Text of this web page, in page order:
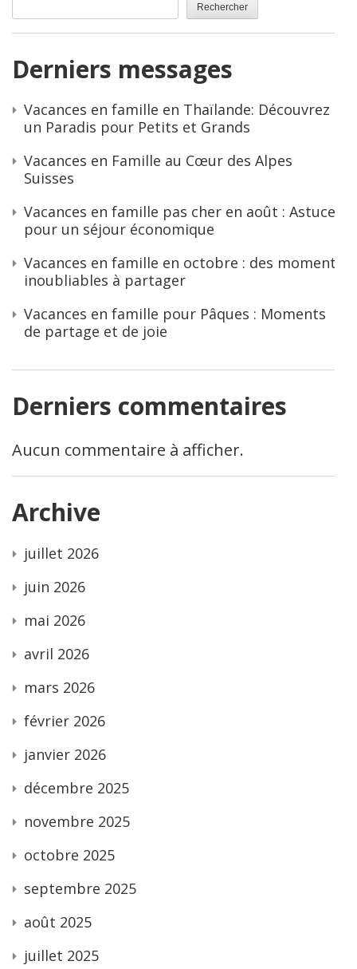
Rechercher
Derniers messages
Vacances en famille en Thaïlande: Découvrez
un Paradis pour Petits et Grands
Vacances en Famille au Cœur des Alpes
Suisses
Vacances en famille pas cher en août : Astuces
pour un séjour économique
Vacances en famille en octobre : des moments
inoubliables à partager
Vacances en famille pour Pâques : Moments
de partage et de joie
Derniers commentaires
Aucun commentaire à afficher.
Archive
juillet 2026
juin 2026
mai 2026
avril 2026
mars 2026
février 2026
janvier 2026
décembre 2025
novembre 2025
octobre 2025
septembre 2025
août 2025
juillet 2025